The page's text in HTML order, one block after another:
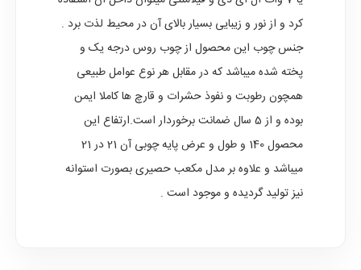
کرد و از نور و زیبایی بسیار بالای آن در محیط لذت برد .
جنس چوب این محصول از چوب روس درجه یک و
پخته شده میباشد که در مقابل هر نوع عوامل طبیعی
همچون رطوبت و نفوذ حشرات و قارچ ها کاملا ایمن
بوده و از 5 سال ضمانت برخوردار است.ارتفاع این
محصول 140 و طول و عرض پایه چوبی آن 21 در 21
میباشد و علاوه بر مدل مکعب حصیری بصورت استوانه
نیز تولید گردیده و موجود است .